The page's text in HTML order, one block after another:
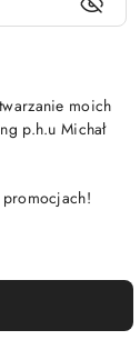
moich
p.h.u Michał